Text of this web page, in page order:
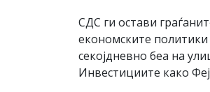
СДС ги остави
економските политики
секојдневно беа на
Инвестициите како